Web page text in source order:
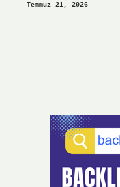
Temmuz 21, 2026